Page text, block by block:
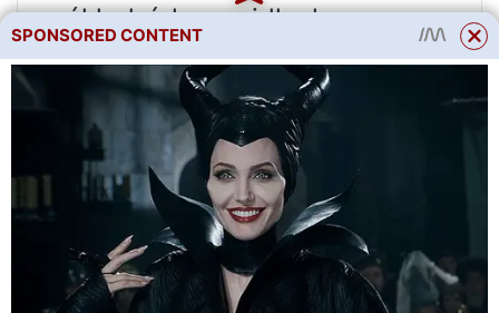
základních pravidlech
výsadby.
SPONSORED CONTENT